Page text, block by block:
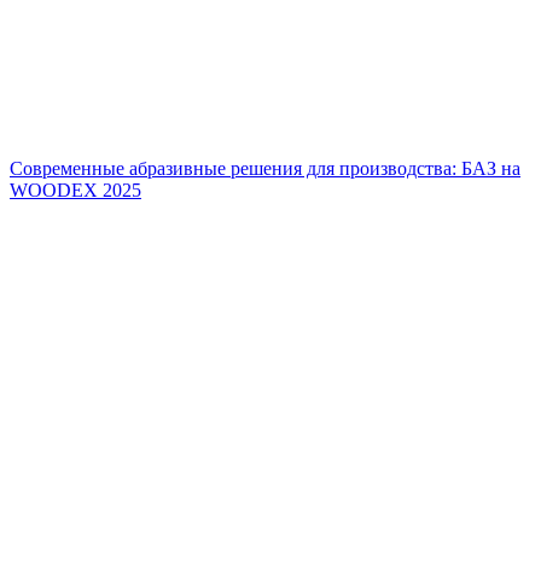
Современные абразивные решения для производства: БАЗ на
WOODEX 2025